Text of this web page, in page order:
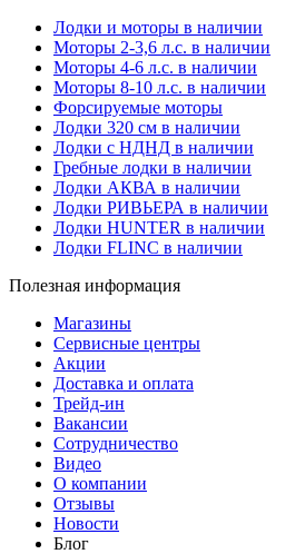
Лодки и моторы в наличии
Моторы 2-3,6 л.с. в наличии
Моторы 4-6 л.с. в наличии
Моторы 8-10 л.с. в наличии
Форсируемые моторы
Лодки 320 см в наличии
Лодки с НДНД в наличии
Гребные лодки в наличии
Лодки АКВА в наличии
Лодки РИВЬЕРА в наличии
Лодки HUNTER в наличии
Лодки FLINC в наличии
Полезная информация
Магазины
Сервисные центры
Акции
Доставка и оплата
Трейд-ин
Вакансии
Сотрудничество
Видео
О компании
Отзывы
Новости
Блог